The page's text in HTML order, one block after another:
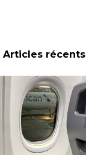
Articles récents